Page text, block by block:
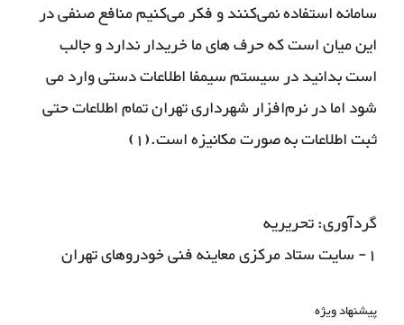
سامانه استفاده نمی‌کنند و فکر می‌کنیم منافع صنفی در
این میان است که حرف های ما خریدار ندارد و جالب
است بدانید در سیستم سیمفا اطلاعات دستی وارد می
شود اما در نرم‌افزار شهرداری تهران تمام اطلاعات حتی
ثبت اطلاعات به صورت مکانیزه است.(1)
گردآوری: تحریریه
1- سایت ستاد مرکزی معاینه فنی خودروهای تهران
پیشنهاد ویژه